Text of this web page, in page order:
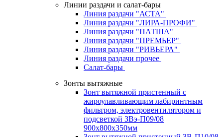
Линии раздачи и салат-бары
Линия раздачи "АСТА"
Линия раздачи "ЛИРА-ПРОФИ"
Линия раздачи "ПАТША"
Линия раздачи "ПРЕМЬЕР"
Линия раздачи "РИВЬЕРА"
Линия раздачи прочее
Салат-бары
Зонты вытяжные
Зонт вытяжной пристенный с
жироулавливающим лабиринтным
фильтром, электровентилятором и
подсветкой ЗВэ-П09/08
900х800х350мм